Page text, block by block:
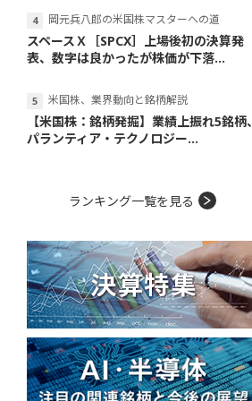
岡元兵八郎の米国株マスターへの道
スペースＸ［SPCX］上場後初の決算発
表、数字は良かったが株価が下落...
米国株、業界動向と銘柄解説
【米国株：銘柄発掘】業績上振れ5銘柄、
パランティア・テクノロジー...
ランキング一覧を見る